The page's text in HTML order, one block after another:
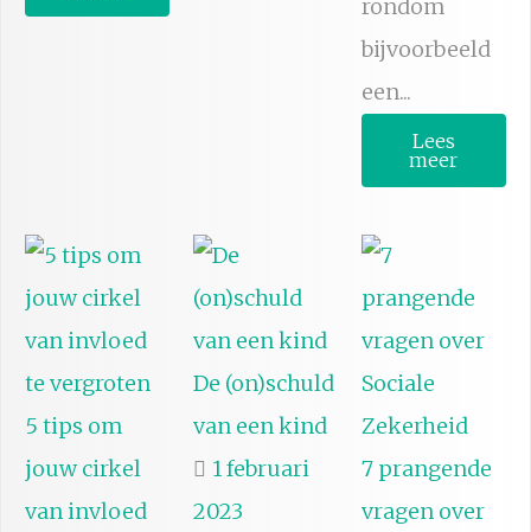
rondom
bijvoorbeeld
een...
Lees
meer
5 tips om
jouw cirkel
van invloed
De (on)schuld
van een kind
1 februari
2023
7 prangende
vragen over